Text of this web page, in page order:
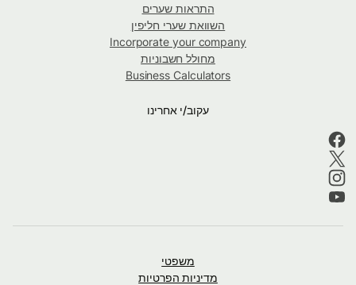
התראות שערים
השוואת שערי חליפין
Incorporate your company
מחולל חשבוניות
Business Calculators
עקוב/י אחרינו
משפטי
מדיניות הפרטיות